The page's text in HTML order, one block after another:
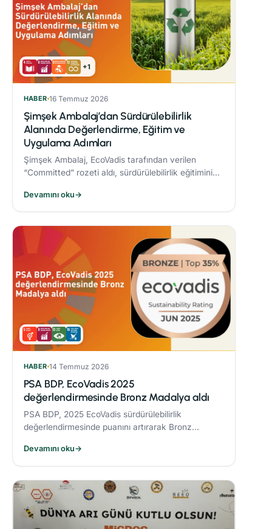
+1
HABER 16 Temmuz 2026
Şimşek Ambalaj’dan Sürdürülebilirlik
Alanında Değerlendirme, Eğitim ve
Uygulama Adımları
Şimşek Ambalaj, EcoVadis tarafından verilen
“Committed” rozeti aldı, sürdürülebilirlik eğitimini
Responsible® Faz-1 sürecini tamamlayarak
ambalaj sektöründe bir ilke imza attı.
Devamını oku→
HABER 14 Temmuz 2026
PSA BDP, EcoVadis 2025
değerlendirmesinde Bronz Madalya aldı
PSA BDP, 2025 EcoVadis sürdürülebilirlik
değerlendirmesinde puanını artırarak Bronz
seviyesine yükseldi ve karbon yönetiminde
‘Leader’ kategorisine yerleşti.
Devamını oku→